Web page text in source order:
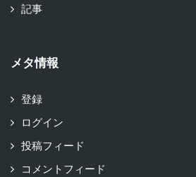
記事
メタ情報
登録
ログイン
投稿フィード
コメントフィード